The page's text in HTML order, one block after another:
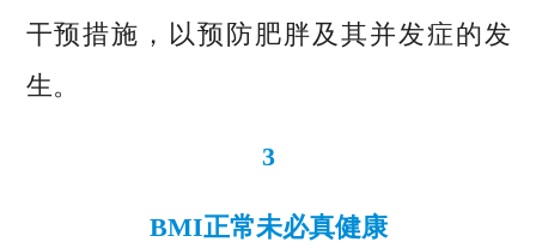
干预措施，以预防肥胖及其并发症的发
生。
3
BMI正常未必真健康